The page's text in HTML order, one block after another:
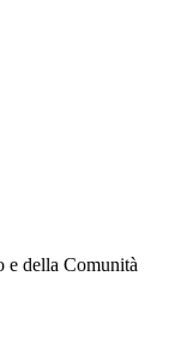
e della Comunità